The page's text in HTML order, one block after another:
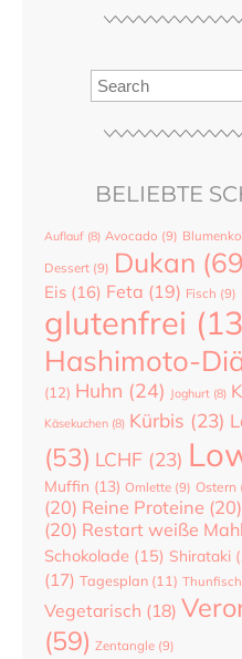
BELIEBTE
Auflauf (8) Avocado (9)
Dessert (9) Dukan
Eis (16) Feta (19) Fisch (9)
glutenfrei
Hashimoto-
(12) Huhn (24) Joghurt (8)
Käsekuchen (8) Kürbis (23)
(53) LCHF (23)
Muffin (13) Omlette (9) Ostern
(20) Reine Proteine (20)
(20) Restart weiße
Schokolade (15) Shirataki
(17) Tagesplan (11) Thunfisch
Vegetarisch (18)
(59) Zentangle (9)